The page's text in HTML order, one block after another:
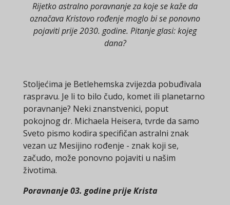
Rijetko astralno poravnanje za koje se kaže da
označava Kristovo rođenje moglo bi se ponovno
pojaviti prije 2030. godine. Pitanje glasi: kojeg
dana?
Stoljećima je Betlehemska zvijezda pobuđivala
raspravu. Je li to bilo čudo, komet ili planetarno
poravnanje? Neki znanstvenici, poput
pokojnog dr. Michaela Heisera, tvrde da samo
Sveto pismo kodira specifičan astralni znak
vezan uz Mesijino rođenje - znak koji se,
začudo, može ponovno pojaviti u našim
životima.
Poravnanje 03. godine prije Krista